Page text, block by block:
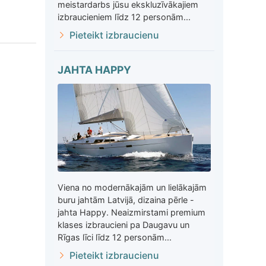
meistardarbs jūsu ekskluzīvākajiem
izbraucieniem līdz 12 personām...
Pieteikt izbraucienu
JAHTA HAPPY
Viena no modernākajām un lielākajām
buru jahtām Latvijā, dizaina pērle -
jahta Happy. Neaizmirstami premium
klases izbraucieni pa Daugavu un
Rīgas līci līdz 12 personām...
Pieteikt izbraucienu